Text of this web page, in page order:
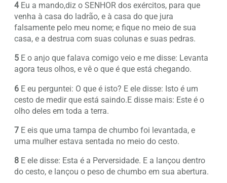
4Eu a mando,diz o SENHOR dos exércitos, para que
venha à casa do ladrão, e à casa do que jura
falsamente pelo meu nome; e fique no meio de sua
casa, e a destrua com suas colunas e suas pedras.
5 E o anjo que falava comigo veio e me disse: Levanta
agora teus olhos, e vê o que é que está chegando.
6 E eu perguntei: O que é isto? E ele disse: Isto é um
cesto de medir que está saindo.E disse mais: Este é o
olho deles em toda a terra.
7 E eis que uma tampa de chumbo foi levantada, e
uma mulher estava sentada no meio do cesto.
8 E ele disse: Esta é a Perversidade. E a lançou dentro
do cesto, e lançou o peso de chumbo em sua abertura.